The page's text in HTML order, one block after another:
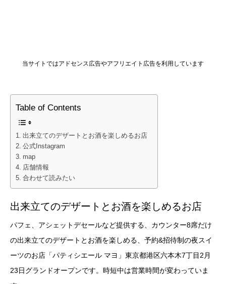
当サイトではアドセンス広告やアフリエイト広告を利用しています
Table of Contents
出来立てのデザートとお酒を楽しめるお店
公式Instagram
map
店舗情報
合わせて読みたい
出来立てのデザートとお酒を楽しめるお店
パフェ、アシェットデセールなど提供する、カウンター8席だけ
の出来立てのデザートとお酒を楽しめる、予約&招待制の夜スイ
ーツのお店「パティシエール マヨ」東京都港区六本木7丁目2月
23日グランドオープンです。時短中は営業時間が変わっていま